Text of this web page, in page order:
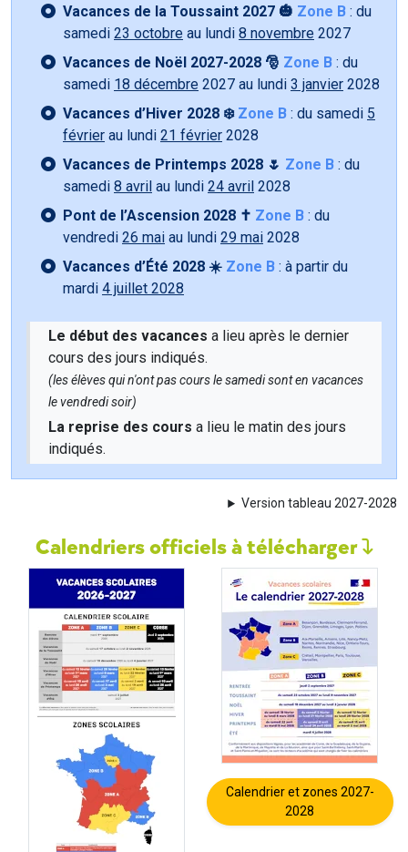
Vacances de la Toussaint 2027 🎃 Zone B : du
samedi 23 octobre au lundi 8 novembre 2027
Vacances de Noël 2027-2028 🎅 Zone B : du
samedi 18 décembre 2027 au lundi 3 janvier 2028
Vacances d’Hiver 2028 ❄️ Zone B : du samedi 5
février au lundi 21 février 2028
Vacances de Printemps 2028 🌷 Zone B : du
samedi 8 avril au lundi 24 avril 2028
Pont de l’Ascension 2028 ✝️ Zone B : du
vendredi 26 mai au lundi 29 mai 2028
Vacances d’Été 2028 ☀️ Zone B : à partir du
mardi 4 juillet 2028
Le début des vacances a lieu après le dernier
cours des jours indiqués.
(les élèves qui n'ont pas cours le samedi sont en vacances
le vendredi soir)
La reprise des cours a lieu le matin des jours
indiqués.
Version tableau 2027-2028
Calendriers officiels à télécharger
Calendrier et zones 2027-
2028